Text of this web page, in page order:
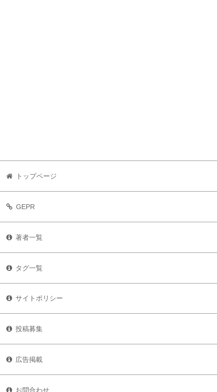
トップページ
GEPR
著者一覧
タグ一覧
サイトポリシー
投稿募集
広告掲載
お問合わせ